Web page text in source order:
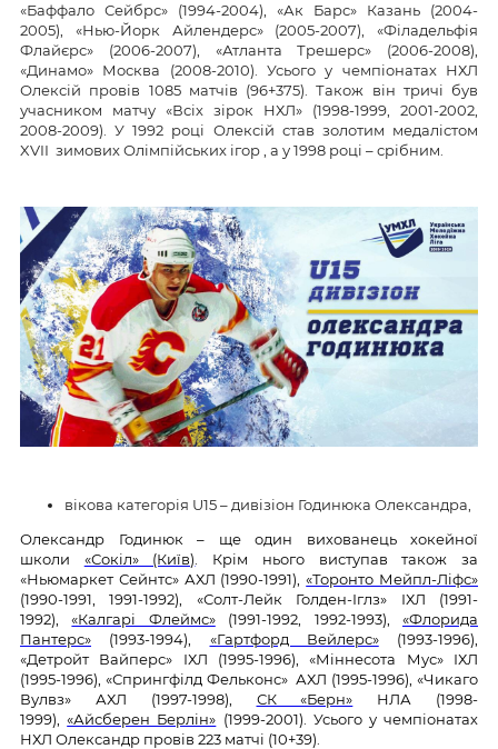
«Баффало Сейбрс» (1994-2004), «Ак Барс» Казань (2004-
2005), «Нью-Йорк Айлендерс» (2005-2007), «Філадельфія
Флайєрс» (2006-2007), «Атланта Трешерс» (2006-2008),
«Динамо» Москва (2008-2010). Усього у чемпіонатах НХЛ
Олексій провів 1085 матчів (96+375). Також він тричі був
учасником матчу «Всіх зірок НХЛ» (1998-1999, 2001-2002,
2008-2009). У 1992 році Олексій став золотим медалістом
XVII зимових Олімпійських ігор , а у 1998 році – срібним.
вікова категорія U15 – дивізіон Годинюка Олександра,
Олександр Годинюк – ще один вихованець хокейної
школи «Сокіл» (Київ) . Крім нього виступав також за
«Ньюмаркет Сейнтс» АХЛ (1990-1991),«Торонто Мейпл-Ліфс»
(1990-1991, 1991-1992), «Солт-Лейк Голден-Іглз» ІХЛ (1991-
1992),«Калгарі Флеймс»(1991-1992, 1992-1993),«Флорида
Пантерс» (1993-1994), «Гартфорд Вейлерс»(1993-1996),
«Детройт Вайперс» ІХЛ (1995-1996), «Міннесота Мус» ІХЛ
(1995-1996), «Спрингфілд Фельконс» АХЛ (1995-1996), «Чикаго
Вулвз» АХЛ (1997-1998), СК «Берн» НЛА (1998-
1999),«Айсберен Берлін» (1999-2001). Усього у чемпіонатах
НХЛ Олександр провів 223 матчі (10+39).